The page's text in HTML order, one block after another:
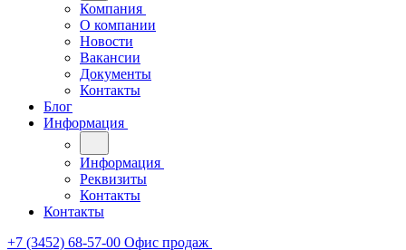
Компания
О компании
Новости
Вакансии
Документы
Контакты
Блог
Информация
Информация
Реквизиты
Контакты
Контакты
+7 (3452) 68-57-00 Офис продаж